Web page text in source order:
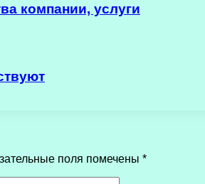
компании, услуги
поля помечены *